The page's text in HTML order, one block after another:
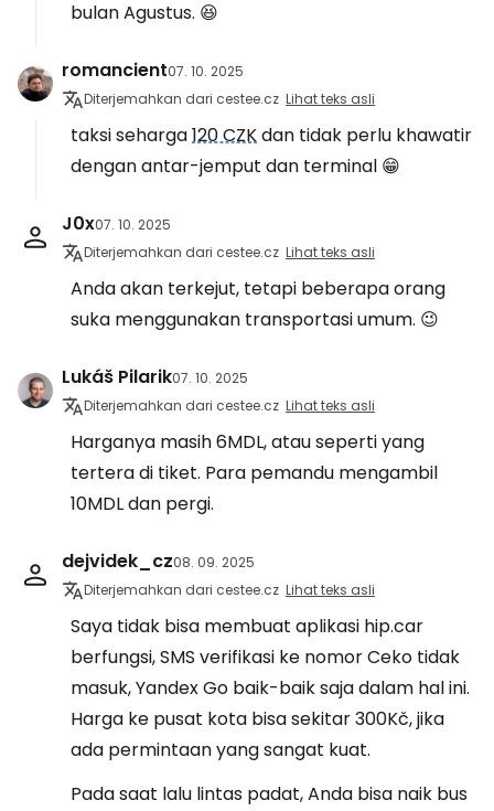
bulan Agustus. 😆
romancient07. 10. 2025
Diterjemahkan dari cestee.cz Lihat teks asli
taksi seharga120 CZKdan tidak perlu khawatir
dengan antar-jemput dan terminal 😁
J0x07. 10. 2025
Diterjemahkan dari cestee.cz Lihat teks asli
Anda akan terkejut, tetapi beberapa orang
suka menggunakan transportasi umum. 😉
Lukáš Pilarik07. 10. 2025
Diterjemahkan dari cestee.cz Lihat teks asli
Harganya masih 6MDL, atau seperti yang
tertera di tiket. Para pemandu mengambil
10MDL dan pergi.
dejvidek_cz08. 09. 2025
Diterjemahkan dari cestee.cz Lihat teks asli
Saya tidak bisa membuat aplikasi hip.car
berfungsi, SMS verifikasi ke nomor Ceko tidak
masuk, Yandex Go baik-baik saja dalam hal ini.
Harga ke pusat kota bisa sekitar 300Kč, jika
ada permintaan yang sangat kuat.
Pada saat lalu lintas padat, Anda bisa naik bus